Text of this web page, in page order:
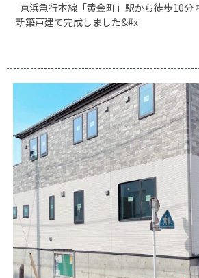
京浜急行本線「黄金町」駅から徒歩10分
新築戸建て完成しました&#x